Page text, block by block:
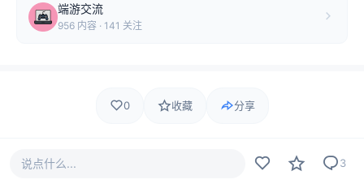
端游交流
956 内容 · 141 关注
0 收藏 分享
641 3 656 热度
说点什么... 3